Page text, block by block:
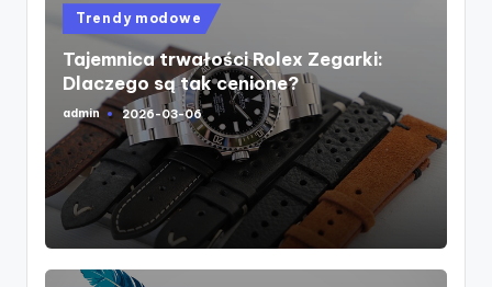
Posted
in
Trendy modowe
Tajemnica trwałości Rolex Zegarki:
Dlaczego są tak cenione?
Posted
by
admin 2026-03-06